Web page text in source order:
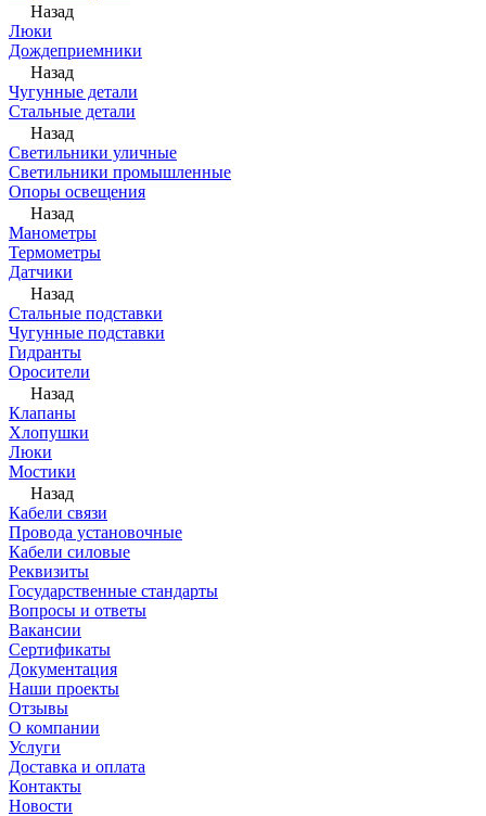
Назад
Люки
Дождеприемники
Назад
Чугунные детали
Стальные детали
Назад
Светильники уличные
Светильники промышленные
Опоры освещения
Назад
Манометры
Термометры
Датчики
Назад
Стальные подставки
Чугунные подставки
Гидранты
Оросители
Назад
Клапаны
Хлопушки
Люки
Мостики
Назад
Кабели связи
Провода установочные
Кабели силовые
Реквизиты
Государственные стандарты
Вопросы и ответы
Вакансии
Сертификаты
Документация
Наши проекты
Отзывы
О компании
Услуги
Доставка и оплата
Контакты
Новости